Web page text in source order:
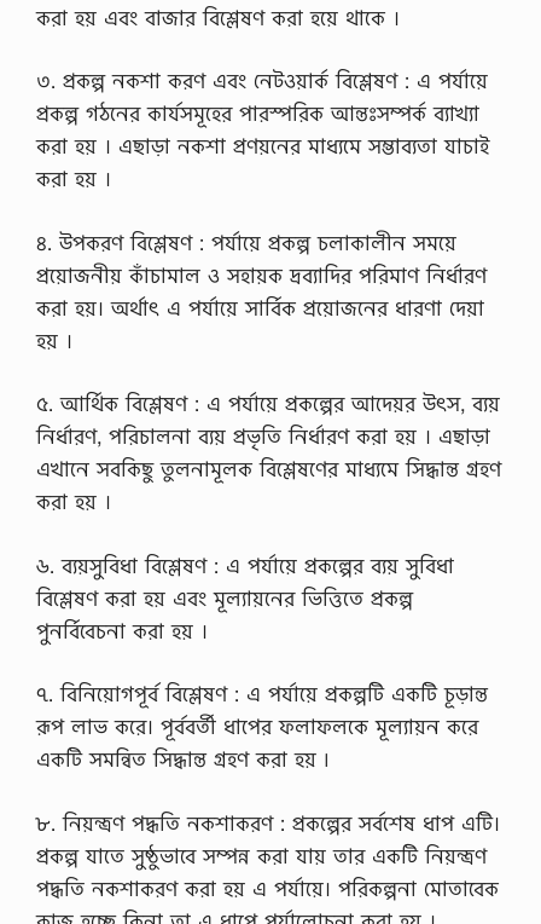
করা হয় এবং বাজার বিশ্লেষণ করা হয়ে থাকে ।
৩. প্রকল্প নকশা করণ এবং নেটওয়ার্ক বিশ্লেষণ : এ পর্যায়ে
প্রকল্প গঠনের কার্যসমূহের পারস্পরিক আন্তঃসম্পর্ক ব্যাখ্যা
করা হয় । এছাড়া নকশা প্রণয়নের মাধ্যমে সম্ভাব্যতা যাচাই
করা হয় ।
৪. উপকরণ বিশ্লেষণ : পর্যায়ে প্রকল্প চলাকালীন সময়ে
প্রয়োজনীয় কাঁচামাল ও সহায়ক দ্রব্যাদির পরিমাণ নির্ধারণ
করা হয়। অর্থাৎ এ পর্যায়ে সার্বিক প্রয়োজনের ধারণা দেয়া
হয় ।
৫. আর্থিক বিশ্লেষণ : এ পর্যায়ে প্রকল্পের আদেয়র উৎস, ব্যয়
নির্ধারণ, পরিচালনা ব্যয় প্রভৃতি নির্ধারণ করা হয় । এছাড়া
এখানে সবকিছু তুলনামূলক বিশ্লেষণের মাধ্যমে সিদ্ধান্ত গ্রহণ
করা হয় ।
৬. ব্যয়সুবিধা বিশ্লেষণ : এ পর্যায়ে প্রকল্পের ব্যয় সুবিধা
বিশ্লেষণ করা হয় এবং মূল্যায়নের ভিত্তিতে প্রকল্প
পুনর্বিবেচনা করা হয় ।
৭. বিনিয়োগপূর্ব বিশ্লেষণ : এ পর্যায়ে প্রকল্পটি একটি চূড়ান্ত
রূপ লাভ করে। পূর্ববর্তী ধাপের ফলাফলকে মূল্যায়ন করে
একটি সমন্বিত সিদ্ধান্ত গ্রহণ করা হয় ৷
৮. নিয়ন্ত্রণ পদ্ধতি নকশাকরণ : প্রকল্পের সর্বশেষ ধাপ এটি।
প্রকল্প যাতে সুষ্ঠুভাবে সম্পন্ন করা যায় তার একটি নিয়ন্ত্রণ
পদ্ধতি নকশাকরণ করা হয় এ পর্যায়ে। পরিকল্পনা মোতাবেক